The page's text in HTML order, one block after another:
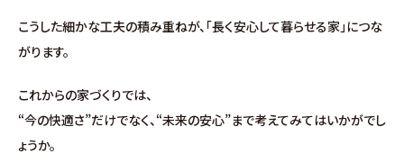
こうした細かな工夫の積み重ねが、「長く安心して暮らせる家」につな
がります。
これからの家づくりでは、
“今の快適さ”だけでなく、“未来の安心”まで考えてみてはいかがでし
ょうか。